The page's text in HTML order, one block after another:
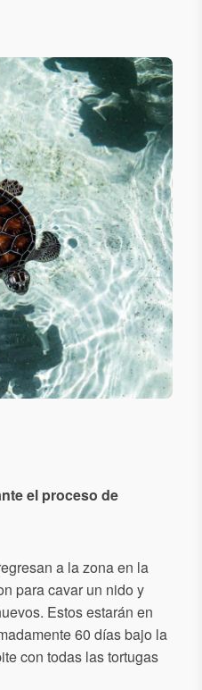
el proceso de
a la zona en la
para cavar un nido y
Estos estarán en
60 días bajo la
con todas las tortugas